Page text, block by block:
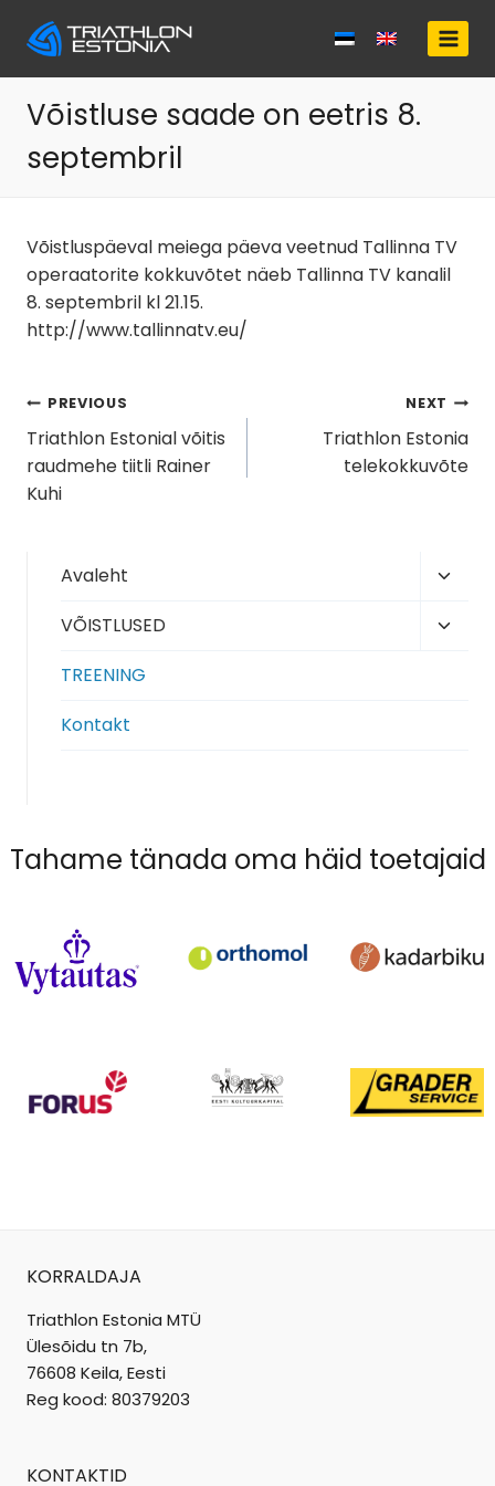
Võistluse saade on eetris 8.
septembril
Võistluspäeval meiega päeva veetnud Tallinna TV
operaatorite kokkuvõtet näeb Tallinna TV kanalil
8. septembril kl 21.15.
http://www.tallinnatv.eu/
Navigeerimine
PREVIOUS
Triathlon Estonial võitis
raudmehe tiitli Rainer
Kuhi
NEXT
Triathlon Estonia
telekokkuvõte
Avaleht
menu
VÕISTLUSED
TREENING
Kontakt
Tahame tänada oma häid toetajaid
KORRALDAJA
Triathlon Estonia MTÜ
Ülesõidu tn 7b,
76608 Keila, Eesti
Reg kood: 80379203
KONTAKTID